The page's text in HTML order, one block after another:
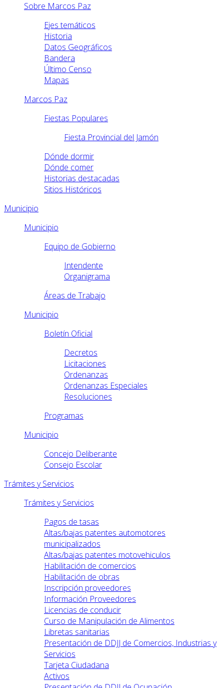
Sobre Marcos Paz
Ejes temáticos
Historia
Datos Geográficos
Bandera
Último Censo
Mapas
Marcos Paz
Fiestas Populares
Fiesta Provincial del Jamón
Dónde dormir
Dónde comer
Historias destacadas
Sitios Históricos
Municipio
Municipio
Equipo de Gobierno
Intendente
Organigrama
Áreas de Trabajo
Municipio
Boletín Oficial
Decretos
Licitaciones
Ordenanzas
Ordenanzas Especiales
Resoluciones
Programas
Municipio
Concejo Deliberante
Consejo Escolar
Trámites y Servicios
Trámites y Servicios
Pagos de tasas
Altas/bajas patentes automotores
municipalizados
Altas/bajas patentes motovehiculos
Habilitación de comercios
Habilitación de obras
Inscripción proveedores
Información Proveedores
Licencias de conducir
Curso de Manipulación de Alimentos
Libretas sanitarias
Presentación de DDJJ de Comercios, Industrias y
Servicios
Tarjeta Ciudadana
Activos